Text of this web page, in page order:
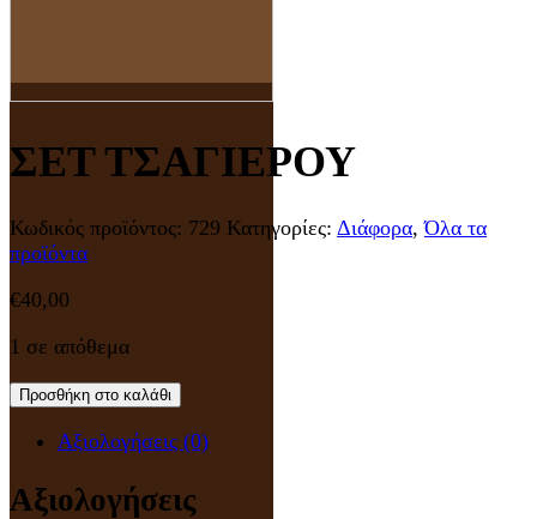
ΣΕΤ ΤΣΑΓΙΕΡΟΥ
Κωδικός προϊόντος: 729 Κατηγορίες: Διάφορα,Όλα τα
προϊόντα
€40,00
1 σε απόθεμα
Προσθήκη στο καλάθι
Αξιολογήσεις (0)
Αξιολογήσεις